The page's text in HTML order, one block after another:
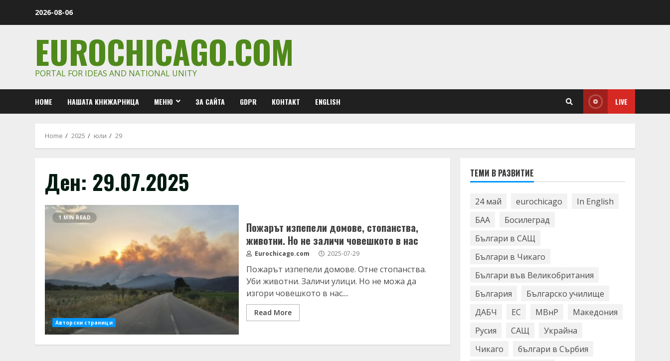
2026-08-06
EUROCHICAGO.COM
PORTAL FOR IDEAS AND NATIONAL UNITY
HOME НАШАТА КНИЖАРНИЦА МЕНЮ ЗА САЙТА GDPR КОНТАКТ ENGLISH LIVE
Home 2025 юли 29
Ден: 29.07.2025
1 MIN READ
Авторски страници
Пожарът изпепели домове, стопанства,
животни. Но не заличи човешкото в нас
Eurochicago.com 2025-07-29
Пожарът изпепели домове. Отне стопанства.
Уби животни. Заличи улици. Но не можа да
изгори човешкото в нас....
Read More
ТЕМИ В РАЗВИТИЕ
24 май eurochicago
In English
БАА
Босилеград
Българи в САЩ
Българи в Чикаго
Българи във Великобритания
България
Българско училище
ДАБЧ
ЕС МВнР
Македония
Русия
САЩ
Украйна
Чикаго
българи в Сърбия